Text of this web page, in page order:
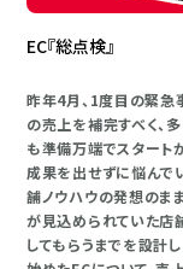
EC『総点検』
昨年4月、1度目の緊急
の売上を補完すべく、
も準備万端でスタート
成果を出せずに悩んで
舗ノウハウの発想のま
が見込められていた店
してもらうまでを設計